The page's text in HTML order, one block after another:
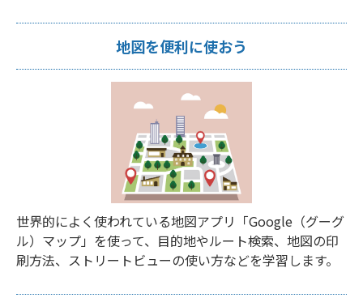
地図を便利に使おう
世界的によく使われている地図アプリ「Google（グーグ
ル）マップ」を使って、目的地やルート検索、地図の印
刷方法、ストリートビューの使い方などを学習します。